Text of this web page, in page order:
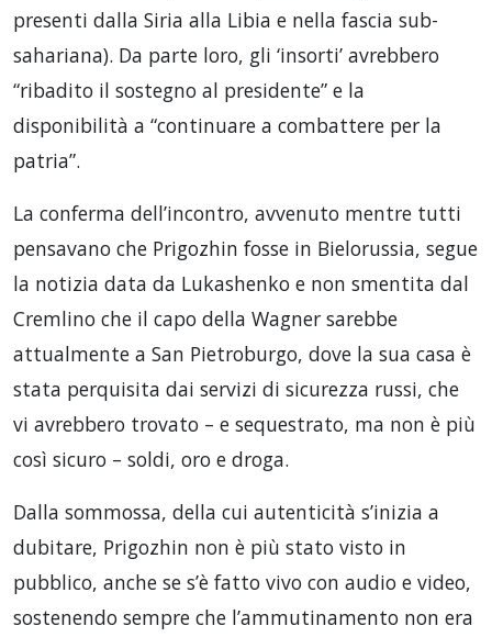
presenti dalla Siria alla Libia e nella fascia sub-
sahariana). Da parte loro, gli ‘insorti’ avrebbero
“ribadito il sostegno al presidente” e la
disponibilità a “continuare a combattere per la
patria”.
La conferma dell’incontro, avvenuto mentre tutti
pensavano che Prigozhin fosse in Bielorussia, segue
la notizia data da Lukashenko e non smentita dal
Cremlino che il capo della Wagner sarebbe
attualmente a San Pietroburgo, dove la sua casa è
stata perquisita dai servizi di sicurezza russi, che
vi avrebbero trovato – e sequestrato, ma non è più
così sicuro – soldi, oro e droga.
Dalla sommossa, della cui autenticità s’inizia a
dubitare, Prigozhin non è più stato visto in
pubblico, anche se s’è fatto vivo con audio e video,
sostenendo sempre che l’ammutinamento non era